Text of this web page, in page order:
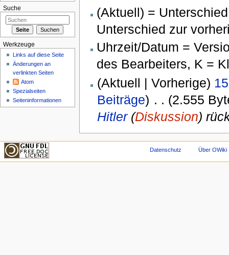
(Aktuell) =
Unterschied zur
Uhrzeit/Datum =
des Bearbeiters, K =
(Aktuell | Vorherige)
Beiträge) . . (2.555
Hitler(Diskussion)
Suche
Werkzeuge
Links auf diese Seite
Änderungen an
verlinkten Seiten
Atom
Spezialseiten
Seiteninformationen
Datenschutz Über OWiki